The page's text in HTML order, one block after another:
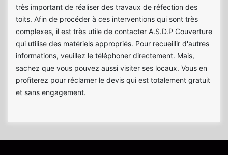
très important de réaliser des travaux de réfection des
toits. Afin de procéder à ces interventions qui sont très
complexes, il est très utile de contacter A.S.D.P Couverture
qui utilise des matériels appropriés. Pour recueillir d'autres
informations, veuillez le téléphoner directement. Mais,
sachez que vous pouvez aussi visiter ses locaux. Vous en
profiterez pour réclamer le devis qui est totalement gratuit
et sans engagement.